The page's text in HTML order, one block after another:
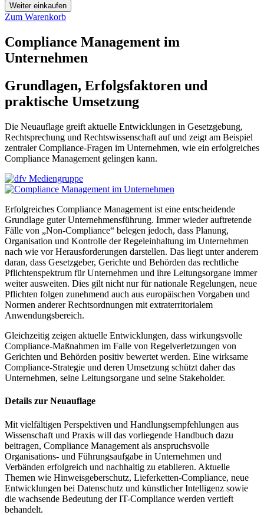
Weiter einkaufen
Zum Warenkorb
Compliance Management im
Unternehmen
Grundlagen, Erfolgsfaktoren und
praktische Umsetzung
Die Neuauflage greift aktuelle Entwicklungen in Gesetzgebung,
Rechtsprechung und Rechtswissenschaft auf und zeigt am Beispiel
zentraler Compliance-Fragen im Unternehmen, wie ein erfolgreiches
Compliance Management gelingen kann.
Erfolgreiches Compliance Management ist eine entscheidende
Grundlage guter Unternehmensführung. Immer wieder auftretende
Fälle von „Non-Compliance“ belegen jedoch, dass Planung,
Organisation und Kontrolle der Regeleinhaltung im Unternehmen
nach wie vor Herausforderungen darstellen. Das liegt unter anderem
daran, dass Gesetzgeber, Gerichte und Behörden das rechtliche
Pflichtenspektrum für Unternehmen und ihre Leitungsorgane immer
weiter ausweiten. Dies gilt nicht nur für nationale Regelungen, neue
Pflichten folgen zunehmend auch aus europäischen Vorgaben und
Normen anderer Rechtsordnungen mit extraterritorialem
Anwendungsbereich.
Gleichzeitig zeigen aktuelle Entwicklungen, dass wirkungsvolle
Compliance-Maßnahmen im Falle von Regelverletzungen von
Gerichten und Behörden positiv bewertet werden. Eine wirksame
Compliance-Strategie und deren Umsetzung schützt daher das
Unternehmen, seine Leitungsorgane und seine Stakeholder.
Details zur Neuauflage
Mit vielfältigen Perspektiven und Handlungsempfehlungen aus
Wissenschaft und Praxis will das vorliegende Handbuch dazu
beitragen, Compliance Management als anspruchsvolle
Organisations- und Führungsaufgabe in Unternehmen und
Verbänden erfolgreich und nachhaltig zu etablieren. Aktuelle
Themen wie Hinweisgeberschutz, Lieferketten-Compliance, neue
Entwicklungen bei Datenschutz und künstlicher Intelligenz sowie
die wachsende Bedeutung der IT-Compliance werden vertieft
behandelt.